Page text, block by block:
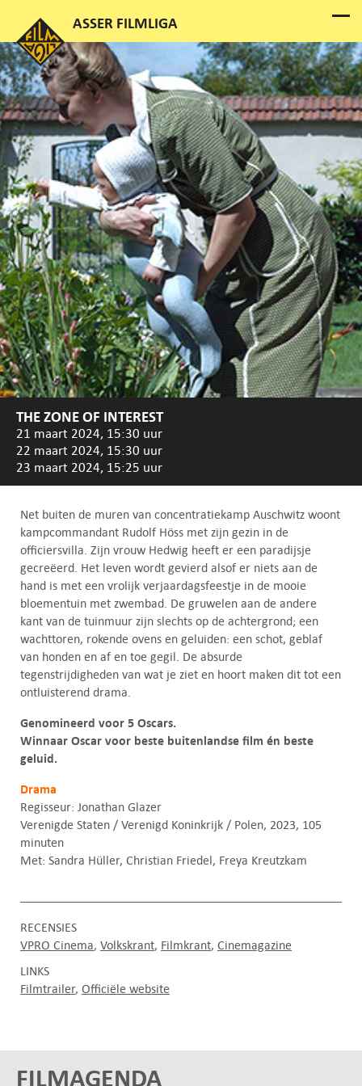
THE ZONE OF INTEREST
21 maart 2024, 15:30 uur
22 maart 2024, 15:30 uur
23 maart 2024, 15:25 uur
Net buiten de muren van concentratiekamp Auschwitz woont
kampcommandant Rudolf Höss met zijn gezin in de
officiersvilla. Zijn vrouw Hedwig heeft er een paradijsje
gecreëerd. Het leven wordt gevierd alsof er niets aan de
hand is met een vrolijk verjaardagsfeestje in de mooie
bloementuin met zwembad. De gruwelen aan de andere
kant van de tuinmuur zijn slechts op de achtergrond; een
wachttoren, rokende ovens en geluiden: een schot, geblaf
van honden en af en toe gegil. De absurde
tegenstrijdigheden van wat je ziet en hoort maken dit tot een
ontluisterend drama.
Genomineerd voor 5 Oscars.
Winnaar Oscar voor beste buitenlandse film én beste
geluid.
Drama
Regisseur: Jonathan Glazer
Verenigde Staten / Verenigd Koninkrijk / Polen, 2023, 105
minuten
Met: Sandra Hüller, Christian Friedel, Freya Kreutzkam
RECENSIES
VPRO Cinema Volkskrant Filmkrant Cinemagazine
LINKS
Filmtrailer Officiële website
FILMAGENDA